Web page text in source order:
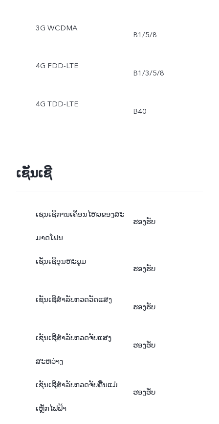
3G WCDMA
B1/5/8
4G FDD-LTE
B1/3/5/8
4G TDD-LTE
B40
ເຊັນເຊີ
ເຊນເຊີການເຄື່ອນໄຫວຂອງສະ
ມາດໂຟນ
ຮອງຮັບ
ເຊັນເຊີອຸນຫະພູມ
ຮອງຮັບ
ເຊັນເຊີສຳລັບກວດວັດແສງ
ຮອງຮັບ
ເຊັນເຊີສຳລັບກວດຈັບແສງ
ສະຫວ່າງ
ຮອງຮັບ
ເຊັນເຊີສຳລັບກວດຈັບຄື້ນແມ່
ເຫຼັກໄຟຟ້າ
ຮອງຮັບ